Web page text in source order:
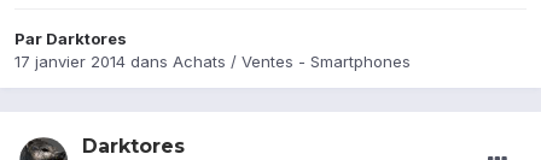
Par Darktores
17 janvier 2014 dans Achats / Ventes - Smartphones
Darktores